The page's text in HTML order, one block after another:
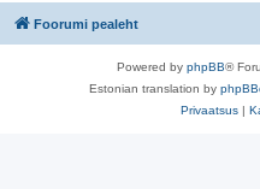
Foorumi pealeht
Powered by phpBB®
Estonian translation by
Privaatsus |